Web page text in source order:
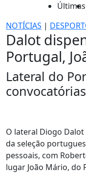
Últimas
NOTÍCIAS |
Dalot
Portugal,
Lateral do
O lateral Diogo
da seleção
pessoais, com
lugar João Mário, do